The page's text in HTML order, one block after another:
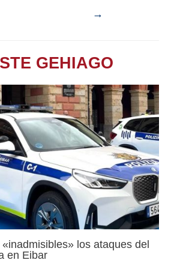
→
GEHIAGO
los ataques del
en Eibar